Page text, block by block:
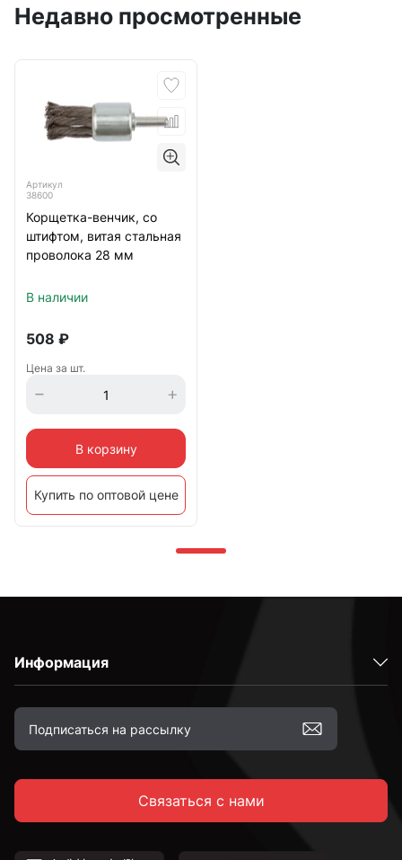
Недавно просмотренные
Артикул
38600
Корщетка-венчик, со
штифтом, витая стальная
проволока 28 мм
В наличии
508 ₽
Цена за шт.
В корзину
Купить по оптовой цене
Информация
Связаться с нами